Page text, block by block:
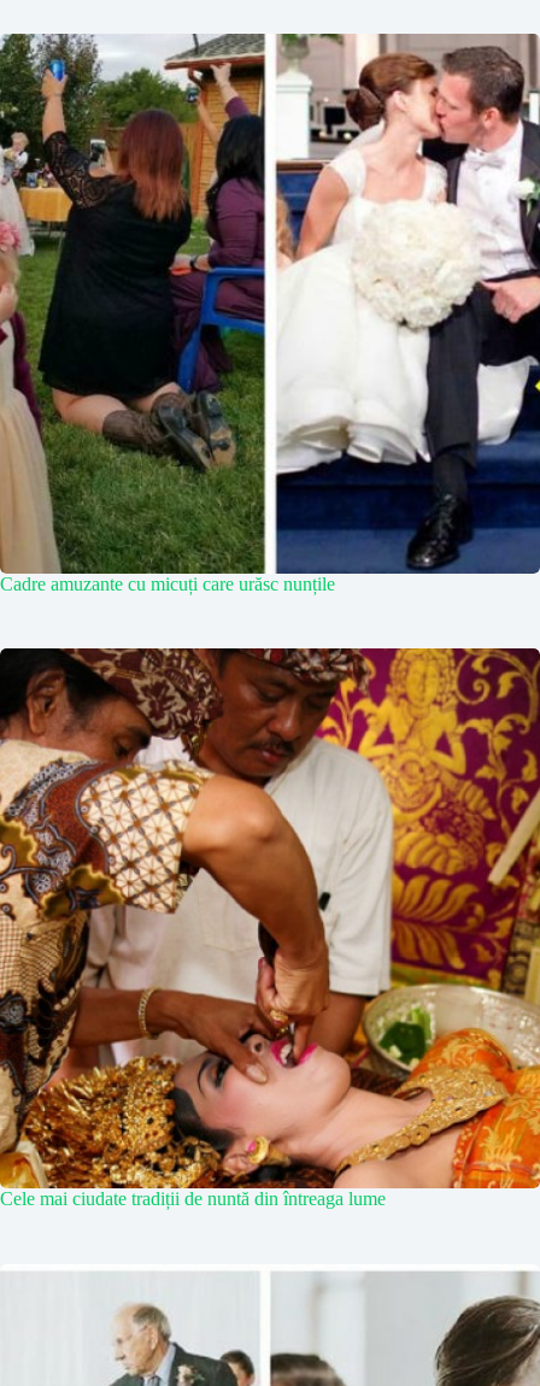
Cadre amuzante cu micuți care urăsc nunțile
Cele mai ciudate tradiții de nuntă din întreaga lume